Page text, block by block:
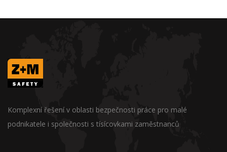
Komplexní řešení v oblasti bezpečnosti práce pro malé
podnikatele i společnosti s tísícovkami zaměstnanců